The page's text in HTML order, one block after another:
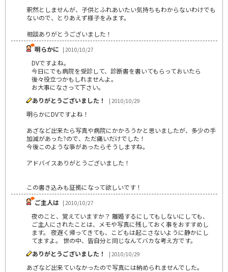
釈然としませんが、子供とふれあいたい気持ちもわからないわけでも
ないので、とりあえず様子をみます。
相談ありがとうございました！
明らかに | 2010/10/27
DVですよね。
今日にでも病院を受診して、診断書を書いてもらっておいたら
後々役立つかもしれませんよ。
お大事になさって下さい。
ありがとうございました！
| 2010/10/29
明らかにDVですよね！
あざなど出来たら写真や病院にかかろうかと思いましたが、多少の手
加減があった?ので、ただ痛いだけでした！
今後このような亊があったらそうしますね。
アドバイスありがとうございました！
この書き込みも証拠になって欲しいです！
ご主人は | 2010/10/27
夜のこと、覚えていますか？ 離婚するにしてもしないにしても、
ご主人にされたことは、メモや写真に残しておく事をおすすめし
ます。 夜遅く帰ってきても、こどもは起こさないように静かにし
てますよ。 世の中、皆自分と同じなんてバカな考え方です。
ありがとうございました！
| 2010/10/29
あざなど出来ていなかったので写真には納められませんでした。